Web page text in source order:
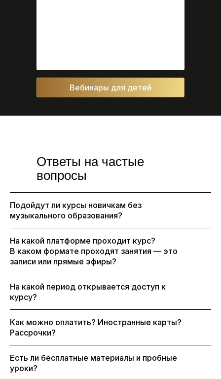
Вебинары для детей
Ответы на частые
вопросы
Подойдут ли курсы новичкам без
музыкального образования?
На какой платформе проходит курс?
В каком формате проходят занятия — это
записи или прямые эфиры?
На какой период открывается доступ к
курсу?
Как можно оплатить? Иностранные карты?
Рассрочки?
Есть ли бесплатные материалы и пробные
уроки?